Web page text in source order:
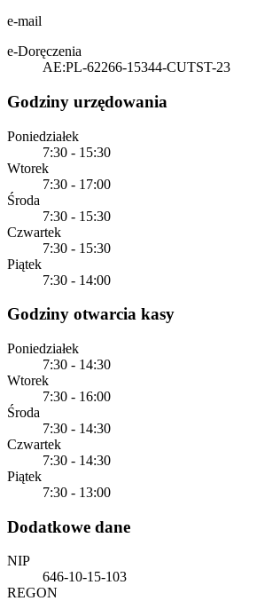
e-mail
e-Doręczenia
AE:PL-62266-15344-CUTST-23
Godziny urzędowania
Poniedziałek
7:30 - 15:30
Wtorek
7:30 - 17:00
Środa
7:30 - 15:30
Czwartek
7:30 - 15:30
Piątek
7:30 - 14:00
Godziny otwarcia kasy
Poniedziałek
7:30 - 14:30
Wtorek
7:30 - 16:00
Środa
7:30 - 14:30
Czwartek
7:30 - 14:30
Piątek
7:30 - 13:00
Dodatkowe dane
NIP
646-10-15-103
REGON